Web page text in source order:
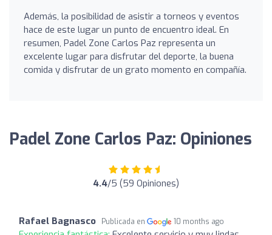
Además, la posibilidad de asistir a torneos y eventos
hace de este lugar un punto de encuentro ideal. En
resumen, Padel Zone Carlos Paz representa un
excelente lugar para disfrutar del deporte, la buena
comida y disfrutar de un grato momento en compañía.
Padel Zone Carlos Paz: Opiniones
4.4/5 (59 Opiniones)
Rafael Bagnasco Publicada en 10 months ago